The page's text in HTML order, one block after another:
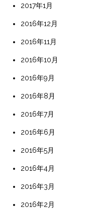
2017年1月
2016年12月
2016年11月
2016年10月
2016年9月
2016年8月
2016年7月
2016年6月
2016年5月
2016年4月
2016年3月
2016年2月